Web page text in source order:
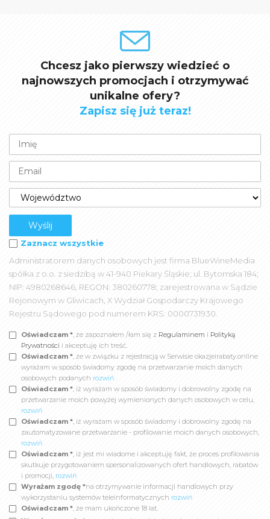
Chcesz jako pierwszy wiedzieć o
najnowszych promocjach i otrzymywać
unikalne ofery?
Zapisz się już teraz!
Zaznacz wszystkie
Administratorem danych osobowych jest firma BlueWineMedia
spółka z o.o. z siedzibą w 41-940 Piekary Śląskie; ul. Bytomska 184;
NIP: 4980268646, REGON: 380260778; zarejestrowana w Sądzie
Rejonowym w Gliwicach, X Wydział Gospodarczy Krajowego
Rejestru Sądowego pod numerem KRS: 0000731930.
Oświadczam *, że zapoznałem /łam się z Regulaminem i Polityką
Prywatności i akceptuję ich treść.
Oświadczam *, że w związku z rejestracją w Serwisie okazjeirabaty.online
wyrażam w sposób świadomy zgodę na przetwarzanie moich danych
osobowych podanych rozwiń
Oświadczam *, iż wyrażam w sposób świadomy i dobrowolny zgodę na
przetwarzanie moich powyżej wymienionych danych osobowych w celu,
rozwiń
Oświadczam *, iż wyrażam w sposób świadomy i dobrowolny zgodę na
zautomatyzowane przetwarzanie - profilowanie moich danych osobowych,
rozwiń
Oświadczam *, iż jest mi wiadome i akceptuję fakt, że proces profilowania
skutkuje przygotowaniem spersonalizowanych ofert handlowych, rabatów
i promocji, rozwiń
Wyrażam zgodę *na otrzymywanie informacji handlowych przy
wykorzystaniu systemów teleinformatycznych rozwiń
Oświadczam *, że mam ukończone 18 lat.